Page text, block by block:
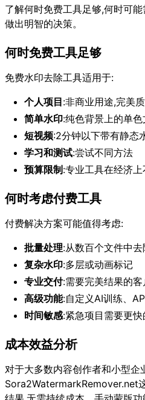
了解何时免费工具足够,何时可
做出明智的决策。
何时免费工具足够
免费水印去除工具适用于:
个人项目:非商业用途,完美
简单水印:纯色背景上的单
短视频:2分钟以下带有静态
学习和测试:尝试不同方法
预算限制 :专业工具在经济
何时考虑付费工具
付费解决方案可能值得考虑:
批量处理:从数百个文件中去
复杂水印:多层或动画标记
专业交付:需要完美结果的
高级功能:自定义AI训练、
时间敏感:紧急项目需要更
成本效益分析
对于大多数内容创作者和小型企
Sora2WatermarkRemover.net